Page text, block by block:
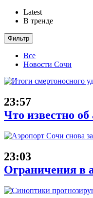
Latest
В тренде
Фильтр
Все
Новости Сочи
23:57
Что известно
23:03
Ограничения в